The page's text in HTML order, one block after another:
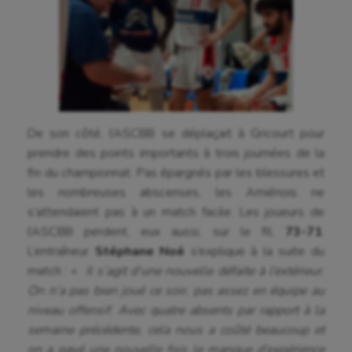
Hippisme
Jeux Olympiques et Paralympiques
Kayak-polo
Longue paume
Moto
Natation
Natation artistique
Omnisports
Outdoor
Paddle
De son côté, l’ASCBB se déplaçait à Gricourt pour
prendre des points importants à trois journées de la
fin du championnat. Pas épargnés par les blessures et
les nombreuses abscenses, les Amiénois ne
s’attendaient pas à un match facile. Les joueurs de
l’ASCBB perdent, eux aussi, sur le fil,
73-71
L’entraîneur Stéphane Noé s’explique à la suite du
match : «
Il s’agit d’une nouvelle défaite à l’extérieur.
On n’a pas bien joué ce soir, pas assez en équipe au
niveau offensif. Avec quatre absents par rapport à la
semaine précédente, cela nous a coûté beaucoup et